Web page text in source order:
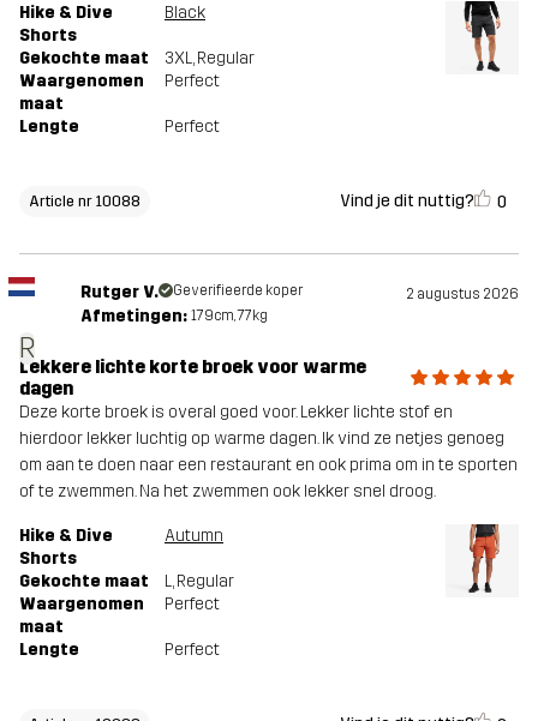
Hike & Dive
Shorts
Black
Gekochte maat 3XL, Regular
Waargenomen
maat
Perfect
Lengte Perfect
Article nr 10088 Vind je dit nuttig? 0
R
Rutger V. Geverifieerde koper 2 augustus 2026
Afmetingen: 179cm, 77kg
Lekkere lichte korte broek voor warme
dagen
Deze korte broek is overal goed voor. Lekker lichte stof en
hierdoor lekker luchtig op warme dagen. Ik vind ze netjes genoeg
om aan te doen naar een restaurant en ook prima om in te sporten
of te zwemmen. Na het zwemmen ook lekker snel droog.
Hike & Dive
Shorts
Autumn
Gekochte maat L, Regular
Waargenomen
maat
Perfect
Lengte Perfect